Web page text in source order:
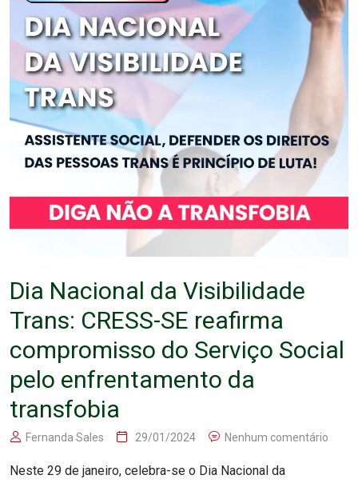
Dia Nacional da Visibilidade
Trans: CRESS-SE reafirma
compromisso do Serviço Social
pelo enfrentamento da
transfobia
Fernanda Sales 29/01/2024 Nenhum comentário
Neste 29 de janeiro, celebra-se o Dia Nacional da